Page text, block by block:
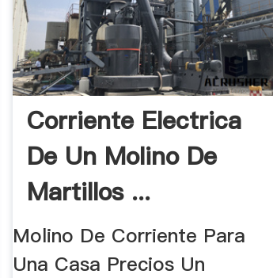
Corriente Electrica
De Un Molino De
Martillos ...
Molino De Corriente Para
Una Casa Precios Un